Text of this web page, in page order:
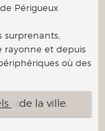
Périgueux
rayonne et depuis
où des
de la ville.